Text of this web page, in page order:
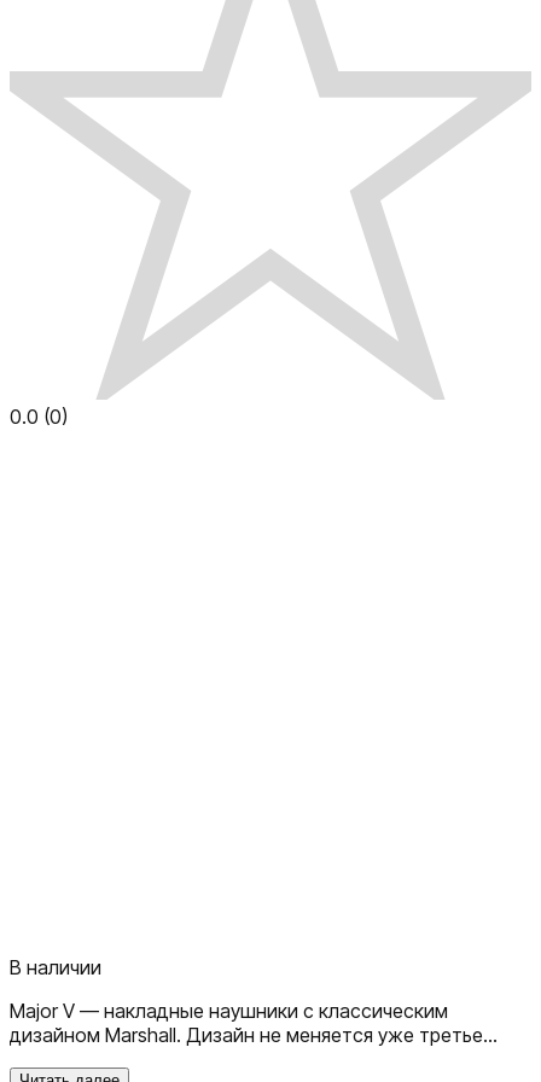
0.0 (0)
В наличии
Major V — накладные наушники с классическим
дизайном Marshall. Дизайн не меняется уже третье